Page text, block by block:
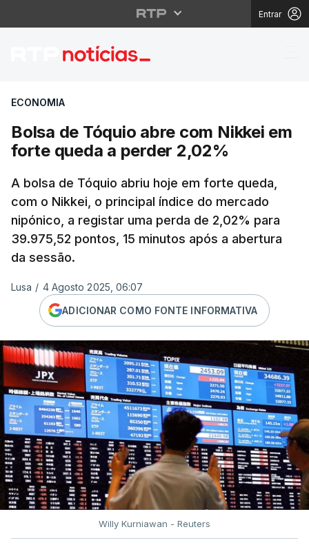
Entrar
Bolsa de Tóquio abre
ECONOMIA
Bolsa de Tóquio abre com Nikkei em
forte queda a perder 2,02%
A bolsa de Tóquio abriu hoje em forte queda,
com o Nikkei, o principal índice do mercado
nipónico, a registar uma perda de 2,02% para
39.975,52 pontos, 15 minutos após a abertura
da sessão.
Lusa / 4 Agosto 2025, 06:07
ADICIONAR COMO FONTE INFORMATIVA
Willy Kurniawan - Reuters